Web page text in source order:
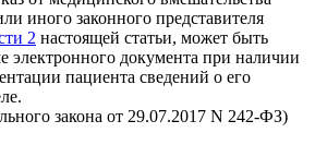
иного законного представителя
2 настоящей статьи, может быть
электронного документа при наличии
пациента сведений о его
закона от 29.07.2017 N 242-ФЗ)